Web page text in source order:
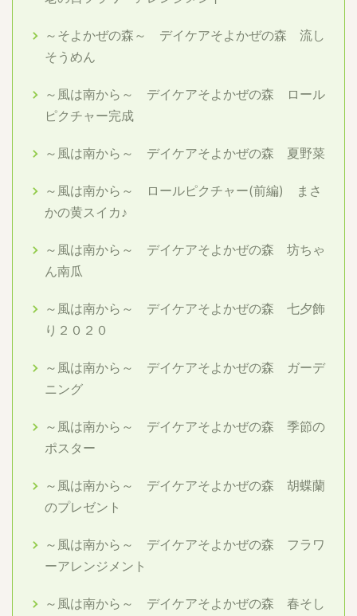
～そよかぜの森～ デイケアそよかぜの森 流し
そうめん
～風は南から～ デイケアそよかぜの森 ロール
ピクチャー完成
～風は南から～ デイケアそよかぜの森 夏野菜
～風は南から～ ロールピクチャー(前編) まさ
かの黄スイカ♪
～風は南から～ デイケアそよかぜの森 坊ちゃ
ん南瓜
～風は南から～ デイケアそよかぜの森 七夕飾
り２０２０
～風は南から～ デイケアそよかぜの森 ガーデ
ニング
～風は南から～ デイケアそよかぜの森 季節の
ポスター
～風は南から～ デイケアそよかぜの森 胡蝶蘭
のプレゼント
～風は南から～ デイケアそよかぜの森 フラワ
ーアレンジメント
～風は南から～ デイケアそよかぜの森 春そし